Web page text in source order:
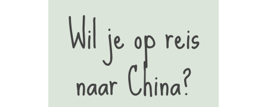
Wil je op reis
naar China?